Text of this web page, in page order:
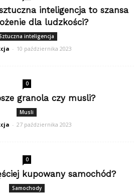
inteligencja to szansa
dla ludzkości?
inteligencja
- 10 października 2023
0
granola czy musli?
Musli
- 27 października 2023
0
kupowany samochód?
Samochody